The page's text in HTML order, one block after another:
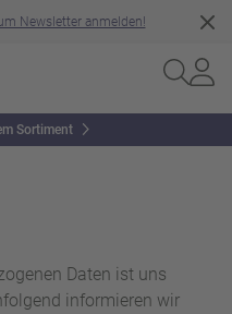
Newsletter anmelden!
Sortiment
Daten ist uns
informieren wir